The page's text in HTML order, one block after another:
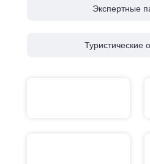
Экспертные
Туристические